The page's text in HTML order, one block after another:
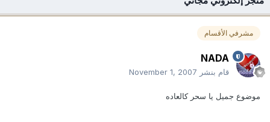
مشرفي الأقسام
NADA
قام بنشر November 1, 2007
موضوع جميل يا سحر كالعاده